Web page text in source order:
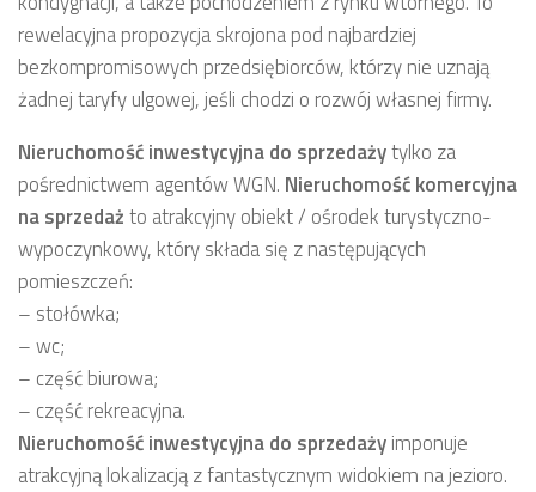
rewelacyjna propozycja skrojona pod najbardziej
bezkompromisowych przedsiębiorców, którzy nie uznają
żadnej taryfy ulgowej, jeśli chodzi o rozwój własnej firmy.
Nieruchomość inwestycyjnado sprzedażytylko za
pośrednictwem agentów WGN. Nieruchomość komercyjna
na sprzedażto atrakcyjny obiekt / ośrodek turystyczno-
wypoczynkowy, który składa się z następujących
pomieszczeń:
– stołówka;
– wc;
– część biurowa;
– część rekreacyjna.
Nieruchomość inwestycyjnado sprzedażyimponuje
atrakcyjną lokalizacją z fantastycznym widokiem na jezioro.